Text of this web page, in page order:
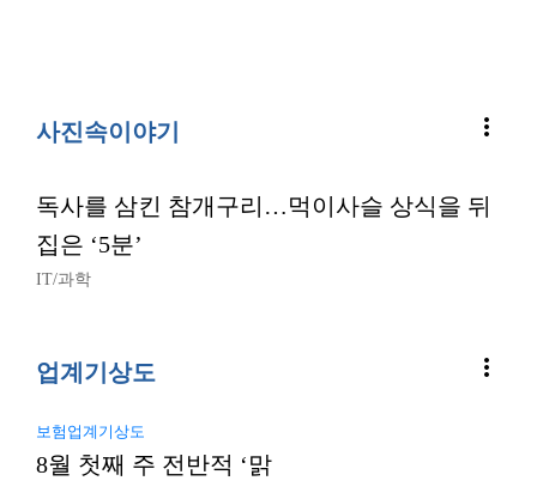
사진속이야기 more_vert
독사를 삼킨 참개구리…먹이사슬 상식을 뒤
집은 ‘5분’
IT/과학
업계기상도 more_vert
보험업계기상도
8월 첫째 주 전반적 ‘맑